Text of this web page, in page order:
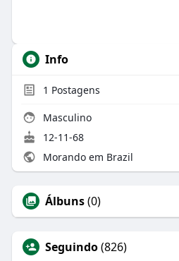
Info
1 Postagens
Masculino
12-11-68
Morando em Brazil
Álbuns(0)
Seguindo(826)